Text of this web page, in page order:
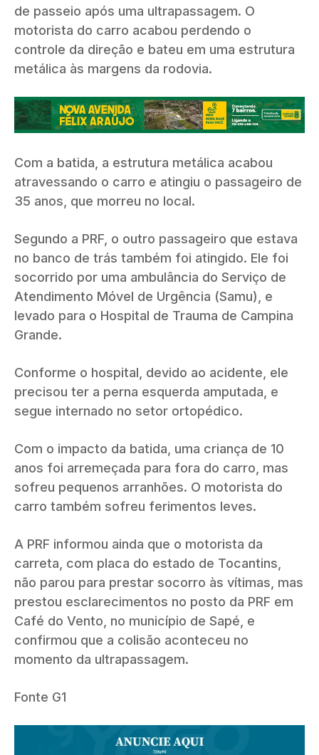
de passeio após uma ultrapassagem. O
motorista do carro acabou perdendo o
controle da direção e bateu em uma estrutura
metálica às margens da rodovia.
Com a batida, a estrutura metálica acabou
atravessando o carro e atingiu o passageiro de
35 anos, que morreu no local.
Segundo a PRF, o outro passageiro que estava
no banco de trás também foi atingido. Ele foi
socorrido por uma ambulância do Serviço de
Atendimento Móvel de Urgência (Samu), e
levado para o Hospital de Trauma de Campina
Grande.
Conforme o hospital, devido ao acidente, ele
precisou ter a perna esquerda amputada, e
segue internado no setor ortopédico.
Com o impacto da batida, uma criança de 10
anos foi arremeçada para fora do carro, mas
sofreu pequenos arranhões. O motorista do
carro também sofreu ferimentos leves.
A PRF informou ainda que o motorista da
carreta, com placa do estado de Tocantins,
não parou para prestar socorro às vítimas, mas
prestou esclarecimentos no posto da PRF em
Café do Vento, no município de Sapé, e
confirmou que a colisão aconteceu no
momento da ultrapassagem.
Fonte G1